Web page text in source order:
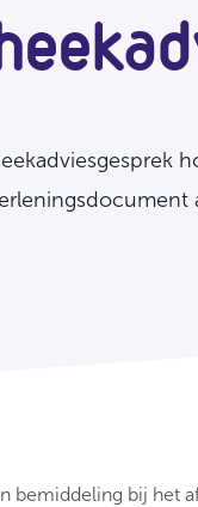
bemiddeling bij het